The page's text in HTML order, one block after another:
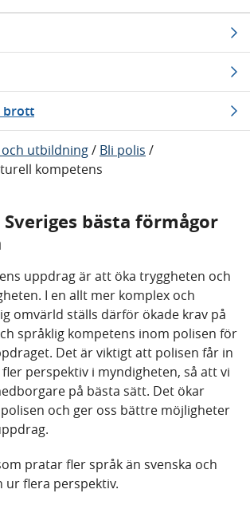
brott
och utbildning/ Bli polis /
kompetens
bästa förmågor
uppdrag är att öka tryggheten och
I en allt mer komplex och
omvärld ställs därför ökade krav på
språklig kompetens inom polisen för
Det är viktigt att polisen får in
perspektiv i myndigheten, så att vi
på bästa sätt. Det ökar
och ger oss bättre möjligheter
pratar fler språk än svenska och
ur flera perspektiv.